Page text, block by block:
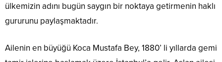
ülkemizin adını bugün saygın bir noktaya getirmenin haklı
gururunu paylaşmaktadır.
Ailenin en büyüğü Koca Mustafa Bey, 1880’ li yıllarda gemi